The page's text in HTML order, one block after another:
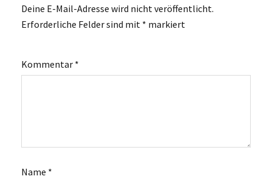
Deine E-Mail-Adresse wird nicht veröffentlicht.
Erforderliche Felder sind mit * markiert
Kommentar *
Name *